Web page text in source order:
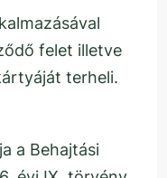
felet illetve
terheli.
a Behajtási